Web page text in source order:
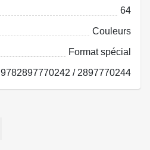
64
Couleurs
Format spécial
9782897770242 / 2897770244